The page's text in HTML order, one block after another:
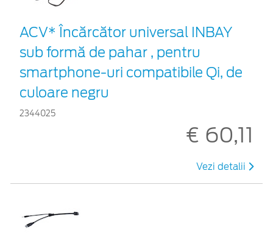
ACV* Încărcător universal INBAY
sub formă de pahar , pentru
smartphone-uri compatibile Qi, de
culoare negru
2344025
€ 60,11
Vezi detalii